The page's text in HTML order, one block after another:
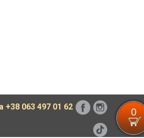
+38 063 497 01 62 0